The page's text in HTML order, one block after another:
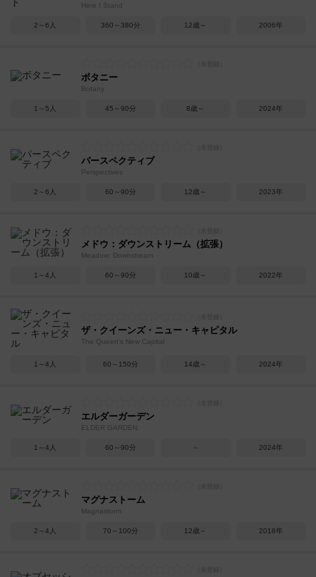
Here I Stand
2～6人 360～380分 12歳～ 2006年
ボタニー
Botany
1～5人 45～90分 8歳～ 2024年
パースペクティブ
Perspectives
2～6人 60～90分 12歳～ 2023年
メドウ：ダウンストリーム（拡張）
Meadow: Downstream
1～4人 60～90分 10歳～ 2022年
ザ・クイーンズ・ニュー・キャピタル
The Queen's New Capital
1～4人 60～150分 14歳～ 2024年
エルダーガーデン
ELDER GARDEN
1～4人 60～90分 － 2024年
マグナストーム
Magnastorm
2～4人 70～100分 12歳～ 2018年